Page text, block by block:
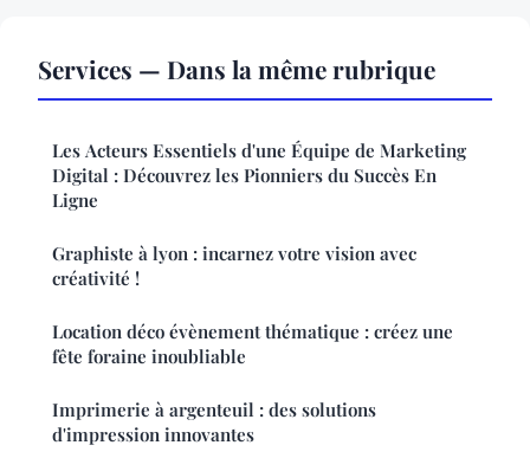
Services — Dans la même rubrique
Les Acteurs Essentiels d'une Équipe de Marketing
Digital : Découvrez les Pionniers du Succès En
Ligne
Graphiste à lyon : incarnez votre vision avec
créativité !
Location déco évènement thématique : créez une
fête foraine inoubliable
Imprimerie à argenteuil : des solutions
d'impression innovantes